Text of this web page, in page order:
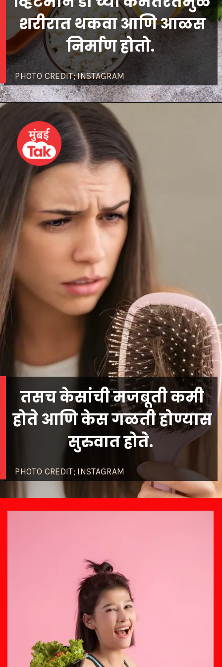
PHOTO CREDIT; INSTAGRAM
शरीरात थकवा आणि आळस
निर्माण होतो.
PHOTO CREDIT; INSTAGRAM
तसच केसांची मजबूती कमी
होते आणि केस गळती होण्यास
सुरुवात होते.